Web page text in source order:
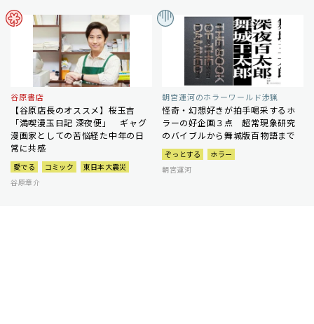
谷原書店
【谷原店長のオススメ】桜玉吉
「満喫漫玉日記 深夜便」 ギャグ
漫画家としての苦悩経た中年の日
常に共感
愛でる コミック
東日本大震災
谷原章介
朝宮運河のホラーワールド渉猟
怪奇・幻想好きが拍手喝采するホ
ラーの好企画３点 超常現象研究
のバイブルから舞城版百物語まで
ぞっとする
ホラー
朝宮運河